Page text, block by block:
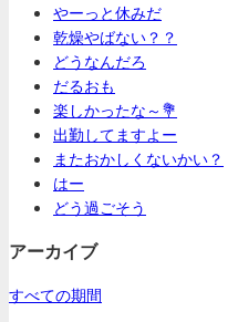
やーっと休みだ
乾燥やばない？？
どうなんだろ
だるおも
楽しかったな～💐
出勤してますよー
またおかしくないかい？
はー
どう過ごそう
アーカイブ
すべての期間